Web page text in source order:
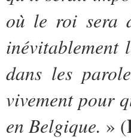
où le roi sera
dans les
vivement pour
en Belgique. » (